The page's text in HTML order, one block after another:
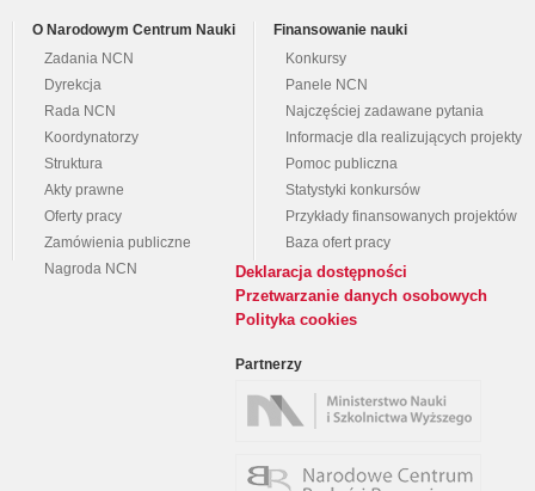
O Narodowym Centrum Nauki
Zadania NCN
Dyrekcja
Rada NCN
Koordynatorzy
Struktura
Akty prawne
Oferty pracy
Zamówienia publiczne
Nagroda NCN
Finansowanie nauki
Konkursy
Panele NCN
Najczęściej zadawane pytania
Informacje dla realizujących projekty
Pomoc publiczna
Statystyki konkursów
Przykłady finansowanych projektów
Baza ofert pracy
Deklaracja dostępności
Przetwarzanie danych osobowych
Polityka cookies
Partnerzy